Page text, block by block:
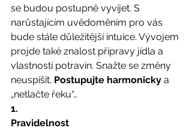
se budou postupně vyvíjet. S
narůstajícím uvědoměním pro vás
bude stále důležitější intuice. Vývojem
projde také znalost přípravy jídla a
vlastností potravin. Snažte se změny
neuspíšit. Postupujte harmonicky a
„netlačte řeku“…
1.
Pravidelnost